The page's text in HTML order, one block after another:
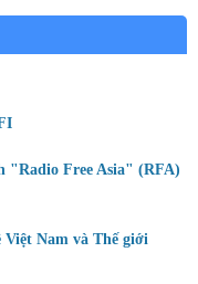
"Radio Free Asia" (RFA)
Nam và Thế giới